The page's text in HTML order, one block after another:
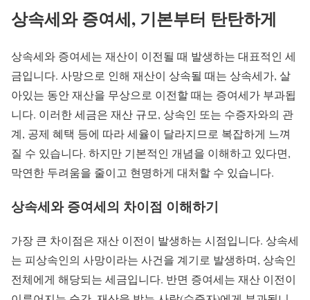
상속세와 증여세, 기본부터 탄탄하게
상속세와 증여세는 재산이 이전될 때 발생하는 대표적인 세
금입니다. 사망으로 인해 재산이 상속될 때는 상속세가, 살
아있는 동안 재산을 무상으로 이전할 때는 증여세가 부과됩
니다. 이러한 세금은 재산 규모, 상속인 또는 수증자와의 관
계, 공제 혜택 등에 따라 세율이 달라지므로 복잡하게 느껴
질 수 있습니다. 하지만 기본적인 개념을 이해하고 있다면,
막연한 두려움을 줄이고 현명하게 대처할 수 있습니다.
상속세와 증여세의 차이점 이해하기
가장 큰 차이점은 재산 이전이 발생하는 시점입니다. 상속세
는 피상속인의 사망이라는 사건을 계기로 발생하며, 상속인
전체에게 해당되는 세금입니다. 반면 증여세는 재산 이전이